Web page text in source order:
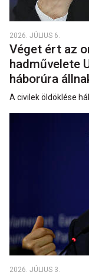
2026. JÚLIUS 6.
Véget ért az
hadművelete
háborúra
A civilek öldöklése
2026. JÚLIUS 3.